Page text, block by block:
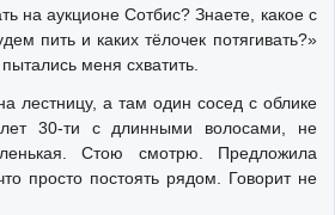
на аукционе Сотбис? Знаете, какое с
пить и каких тёлочек потягивать?»
меня схватить.
а там один сосед с облике
30-ти с длинными волосами, не
Стою смотрю. Предложила
просто постоять рядом. Говорит не